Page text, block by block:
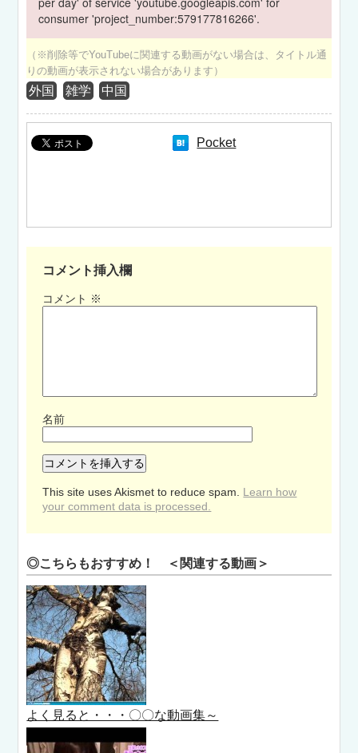
consumer 'project_number:579177816266'.
（※削除等でYouTubeに関連する動画がない場合は、タイトル通
りの動画が表示されない場合があります）
外国 雑学 中国
Pocket
コメント挿入欄
コメント ※
名前
This site uses Akismet to reduce spam. Learn how
your comment data is processed.
◎こちらもおすすめ！ ＜関連する動画＞
よく見ると・・・〇〇な動画集～